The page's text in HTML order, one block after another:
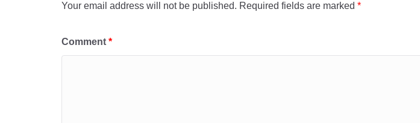
Your email address will not be published. Required fields are marked *
Comment *